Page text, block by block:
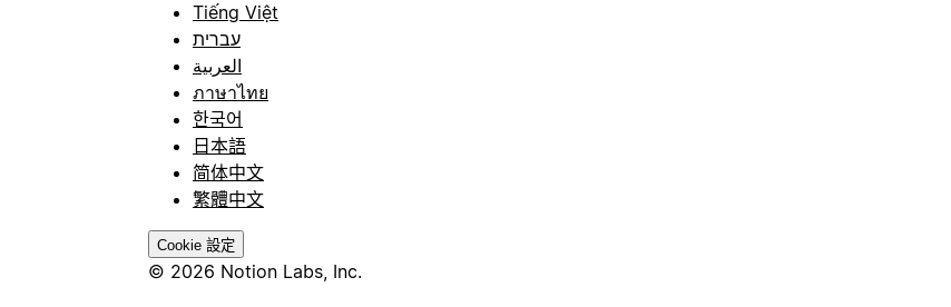
Tiếng Việt
עברית
العربية
ภาษาไทย
한국어
日本語
简体中文
繁體中文
Cookie 設定
© 2026 Notion Labs, Inc.